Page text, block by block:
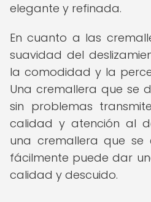
elegante y refinada.
En cuanto a las
suavidad del
la comodidad y la
Una cremallera que se
sin problemas
calidad y atención al
una cremallera que
fácilmente puede dar
calidad y descuido.